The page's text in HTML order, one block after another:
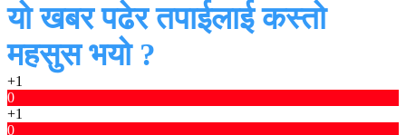
यो खबर पढेर तपाईलाई कस्तो
महसुस भयो ?
+1
0
+1
0